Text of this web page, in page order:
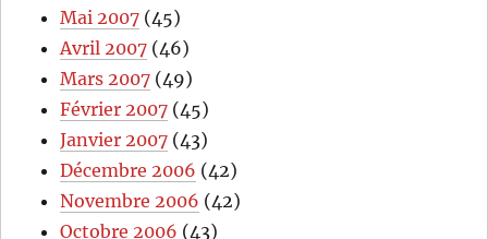
Mai 2007 (45)
Avril 2007 (46)
Mars 2007 (49)
Février 2007 (45)
Janvier 2007 (43)
Décembre 2006 (42)
Novembre 2006 (42)
Octobre 2006 (43)